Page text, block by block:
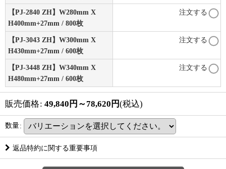
【PJ-2840 ZH】W280mm X
H400mm+27mm / 800枚
注文する
【PJ-3043 ZH】W300mm X
H430mm+27mm / 600枚
注文する
【PJ-3448 ZH】W340mm X
H480mm+27mm / 600枚
注文する
販売価格: 49,840 円 ～78,620 円(税込)
数量:
返品特約に関する重要事項